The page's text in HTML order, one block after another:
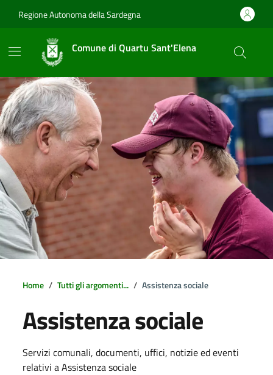
Regione Autonoma della Sardegna
Comune di Quartu Sant'Elena
Home Tutti gli argomenti... Assistenza sociale
Assistenza sociale
Dettagli della notizia
Servizi comunali, documenti, uffici, notizie ed eventi
relativi a Assistenza sociale